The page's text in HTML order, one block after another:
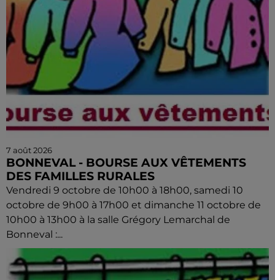
7 août 2026
BONNEVAL - BOURSE AUX VÊTEMENTS
DES FAMILLES RURALES
Vendredi 9 octobre de 10h00 à 18h00, samedi 10
octobre de 9h00 à 17h00 et dimanche 11 octobre de
10h00 à 13h00 à la salle Grégory Lemarchal de
Bonneval :...